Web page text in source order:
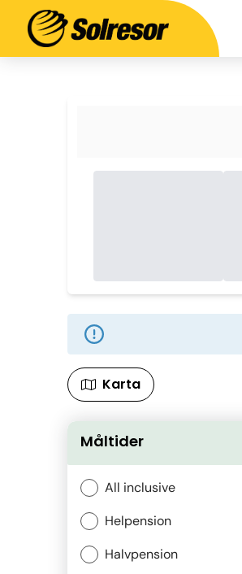
Karta
Måltider
All inclusive
Helpension
Halvpension